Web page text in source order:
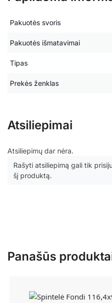
Pakuotės svoris
Pakuotės išmatavimai
Tipas
Prekės ženklas
Atsiliepimai
Atsiliepimų dar nėra.
Rašyti atsiliepimą gali tik
šį produktą.
Panašūs